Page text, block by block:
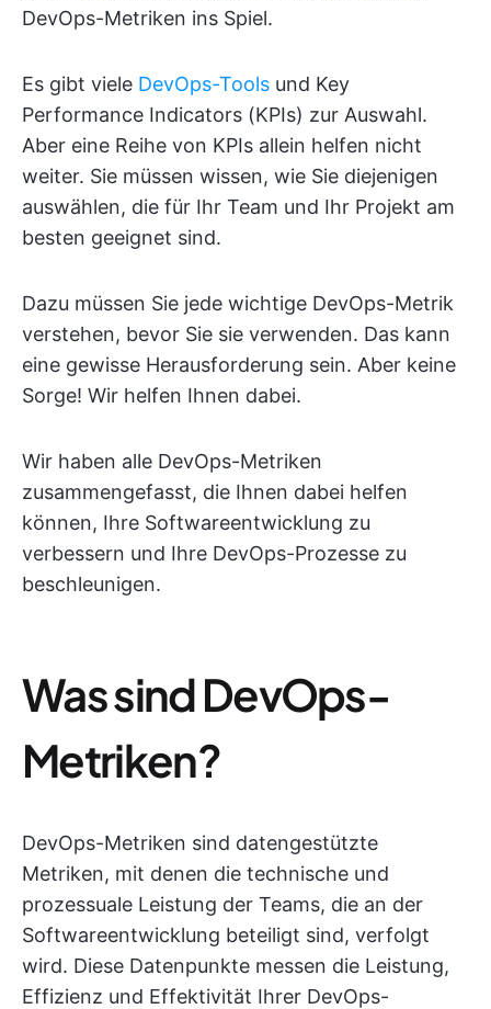
DevOps-Metriken ins Spiel.
Es gibt viele DevOps-Tools und Key
Performance Indicators (KPIs) zur Auswahl.
Aber eine Reihe von KPIs allein helfen nicht
weiter. Sie müssen wissen, wie Sie diejenigen
auswählen, die für Ihr Team und Ihr Projekt am
besten geeignet sind.
Dazu müssen Sie jede wichtige DevOps-Metrik
verstehen, bevor Sie sie verwenden. Das kann
eine gewisse Herausforderung sein. Aber keine
Sorge! Wir helfen Ihnen dabei.
Wir haben alle DevOps-Metriken
zusammengefasst, die Ihnen dabei helfen
können, Ihre Softwareentwicklung zu
verbessern und Ihre DevOps-Prozesse zu
beschleunigen.
Was sind DevOps-
Metriken?
DevOps-Metriken sind datengestützte
Metriken, mit denen die technische und
prozessuale Leistung der Teams, die an der
Softwareentwicklung beteiligt sind, verfolgt
wird. Diese Datenpunkte messen die Leistung,
Effizienz und Effektivität Ihrer DevOps-